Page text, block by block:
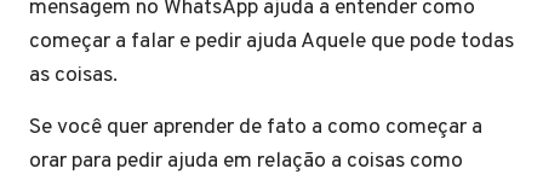
mensagem no WhatsApp ajuda a entender como
começar a falar e pedir ajuda Aquele que pode todas
as coisas.
Se você quer aprender de fato a como começar a
orar para pedir ajuda em relação a coisas como